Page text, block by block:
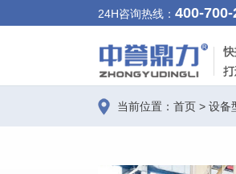
24H咨询热线： 400-
当前位置： 首页 > 设备